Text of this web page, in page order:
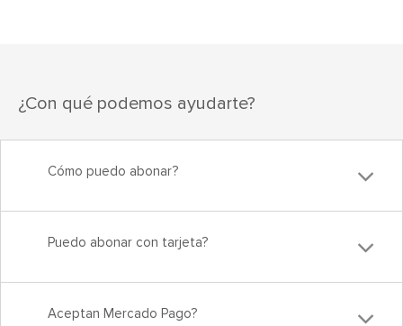
¿Con qué podemos ayudarte?
Cómo puedo abonar?
Puedo abonar con tarjeta?
Aceptan Mercado Pago?